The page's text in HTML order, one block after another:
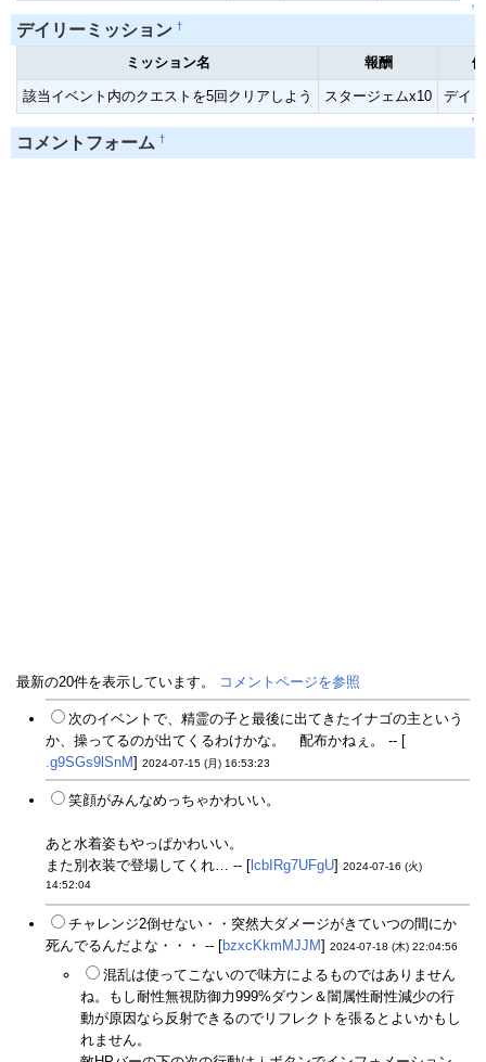
↑
デイリーミッション †
ミッション名 報酬
該当イベント内のクエストを5回クリアしよう スタージェムx10 デイ
↑
コメントフォーム †
最新の20件を表示しています。 コメントページを参照
次のイベントで、精霊の子と最後に出てきたイナゴの主という
か、操ってるのが出てくるわけかな。 配布かねぇ。 -- [
.g9SGs9lSnM] 2024-07-15 (月) 16:53:23
笑顔がみんなめっちゃかわいい。
あと水着姿もやっぱかわいい。
また別衣装で登場してくれ… -- [lcbIRg7UFgU] 2024-07-16 (火)
14:52:04
チャレンジ2倒せない・・突然大ダメージがきていつの間にか
死んでるんだよな・・・ -- [bzxcKkmMJJM] 2024-07-18 (木) 22:04:56
混乱は使ってこないので味方によるものではありません
ね。もし耐性無視防御力999%ダウン＆闇属性耐性減少の行
動が原因なら反射できるのでリフレクトを張るとよいかもし
れません。